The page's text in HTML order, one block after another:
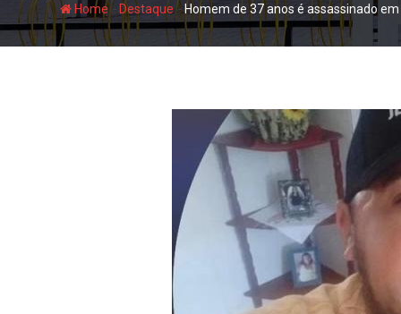
Home - Destaque -Homem de 37 anos é assassinado